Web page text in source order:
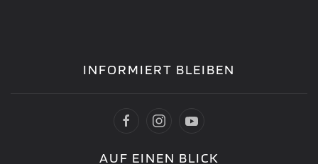
INFORMIERT BLEIBEN
AUF EINEN BLICK